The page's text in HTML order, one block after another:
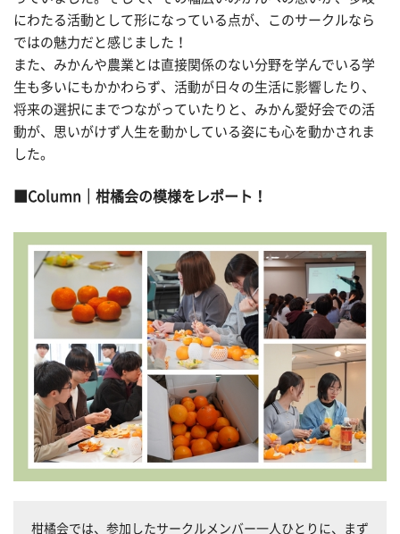
にわたる活動として形になっている点が、このサークルなら
ではの魅力だと感じました！
また、みかんや農業とは直接関係のない分野を学んでいる学
生も多いにもかかわらず、活動が日々の生活に影響したり、
将来の選択にまでつながっていたりと、みかん愛好会での活
動が、思いがけず人生を動かしている姿にも心を動かされま
した。
Column│柑橘会の模様をレポート！
柑橘会では、参加したサークルメンバー一人ひとりに、まず